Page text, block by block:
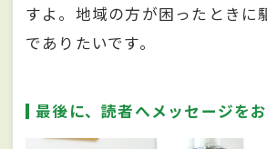
すよ。地域の方が困ったときに
でありたいです。
最後に、読者へメッセージをお